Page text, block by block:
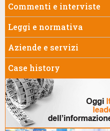
Commenti e interviste
Leggi e normativa
Aziende e servizi
Case history